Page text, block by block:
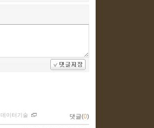
데이터기술 댓글(0)